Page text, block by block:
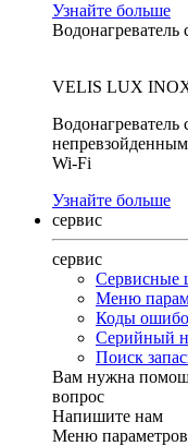
Узнайте больше
Водонагреватель
VELIS LUX
Водонагреватель
Wi-Fi
Узнайте больше
сервис
сервис
Сервисные
Меню
Коды
Серийный
Поиск
Вам нужна
вопрос
Напишите нам
Меню параметров